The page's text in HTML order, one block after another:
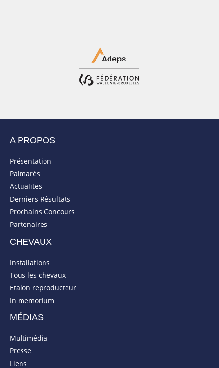
A PROPOS
Présentation
Palmarès
Actualités
Derniers Résultats
Prochains Concours
Partenaires
CHEVAUX
Installations
Tous les chevaux
Etalon reproducteur
In memorium
MÉDIAS
Multimédia
Presse
Liens